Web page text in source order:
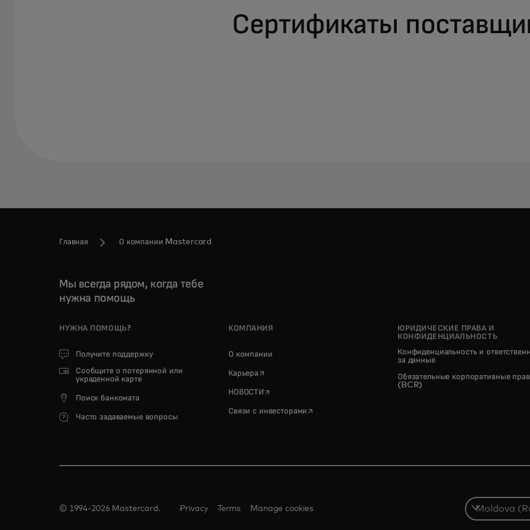
Сертификаты
Главная О компании Mastercard
Мы всегда рядом, когда тебе
нужна помощь
НУЖНА ПОМОЩЬ?
Получите поддержку
Сообщите о потерянной или
украденной карте
Поиск банкомата
Часто задаваемые вопросы
КОМПАНИЯ
О компании
Карьера opens in a new tab
НОВОСТИ opens in a new tab
Связи с инвесторами opens in a new tab
ЮРИДИЧЕСКИЕ ПРАВА И
КОНФИДЕНЦИАЛЬНОСТЬ
Конфиденциальность и
за данные
Обязательные корпоративные
(BCR)
© 1994-2026 Mastercard. Privacy Terms Manage cookies
Select
a
country